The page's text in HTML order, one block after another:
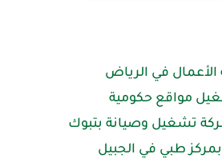
في الرياض
مواقع حكومية
تشغيل وصيانة بتبوك
طبي في الجبيل